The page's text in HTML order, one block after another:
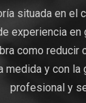
situada en el
experiencia en
como reducir
y con la
profesional y